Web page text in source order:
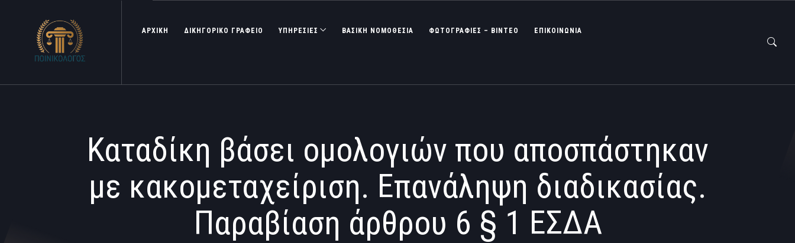
ΑΡΧΙΚΗ ΔΙΚΗΓΟΡΙΚΟ ΓΡΑΦΕΙΟ ΥΠΗΡΕΣΙΕΣ ΒΑΣΙΚΉ ΝΟΜΟΘΕΣΊΑ ΦΩΤΟΓΡΑΦΊΕΣ – ΒΊΝΤΕΟ ΕΠΙΚΟΙΝΩΝΙΑ
Καταδίκη βάσει ομολογιών που αποσπάστηκαν
με κακομεταχείριση. Επανάληψη διαδικασίας.
Παραβίαση άρθρου 6 § 1 ΕΣΔΑ